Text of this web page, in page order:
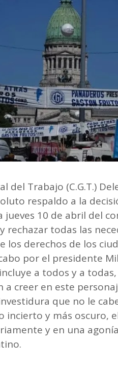
del Trabajo (C.G.T.)
respaldo a la
jueves 10 de abril del
todas las
derechos de los
por el presidente
a todos y a
a creer en este
que no le
incierto y más oscuro,
y en una